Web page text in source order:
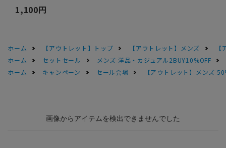
1,100円
ホーム 【アウトレット】トップ 【アウトレット】メンズ
ホーム
セットセール
メンズ 洋品・カジュアル2BUY10%OFF
ホーム
キャンペーン セール会場 【アウトレット】メンズ